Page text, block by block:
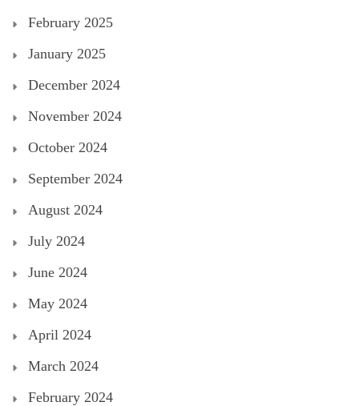
February 2025
January 2025
December 2024
November 2024
October 2024
September 2024
August 2024
July 2024
June 2024
May 2024
April 2024
March 2024
February 2024